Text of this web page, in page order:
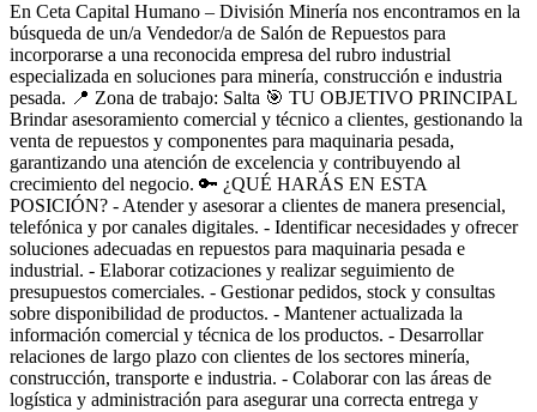
En Ceta Capital Humano – División Minería nos encontramos en la
búsqueda de un/a Vendedor/a de Salón de Repuestos para
incorporarse a una reconocida empresa del rubro industrial
especializada en soluciones para minería, construcción e industria
pesada. 📍 Zona de trabajo: Salta 🎯 TU OBJETIVO PRINCIPAL
Brindar asesoramiento comercial y técnico a clientes, gestionando la
venta de repuestos y componentes para maquinaria pesada,
garantizando una atención de excelencia y contribuyendo al
crecimiento del negocio. 🔑 ¿QUÉ HARÁS EN ESTA
POSICIÓN? - Atender y asesorar a clientes de manera presencial,
telefónica y por canales digitales. - Identificar necesidades y ofrecer
soluciones adecuadas en repuestos para maquinaria pesada e
industrial. - Elaborar cotizaciones y realizar seguimiento de
presupuestos comerciales. - Gestionar pedidos, stock y consultas
sobre disponibilidad de productos. - Mantener actualizada la
información comercial y técnica de los productos. - Desarrollar
relaciones de largo plazo con clientes de los sectores minería,
construcción, transporte e industria. - Colaborar con las áreas de
logística y administración para asegurar una correcta entrega y